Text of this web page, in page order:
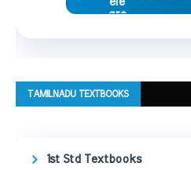
TAMILNADU TEXTBOOKS
1st Std Textbooks